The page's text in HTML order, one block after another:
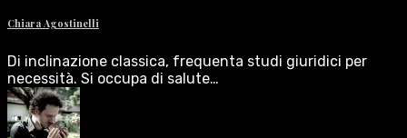
Chiara Agostinelli
Di inclinazione classica, frequenta studi giuridici per
necessità. Si occupa di salute…